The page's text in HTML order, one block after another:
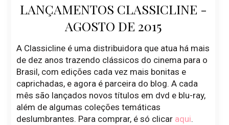
LANÇAMENTOS CLASSICLINE -
AGOSTO DE 2015
A Classicline é uma distribuidora que atua há mais
de dez anos trazendo clássicos do cinema para o
Brasil, com edições cada vez mais bonitas e
caprichadas, e agora é parceira do blog. A cada
mês são lançados novos títulos em dvd e blu-ray,
além de algumas coleções temáticas
deslumbrantes. Para comprar, é só clicar aqui.